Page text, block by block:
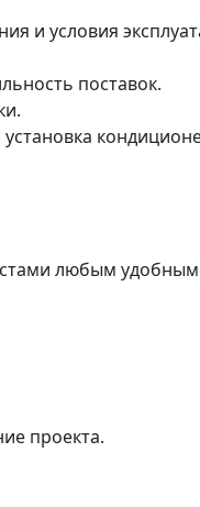
и условия
поставок.
любым
проекта.